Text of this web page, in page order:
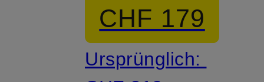
CHF 179
Ursprünglich: